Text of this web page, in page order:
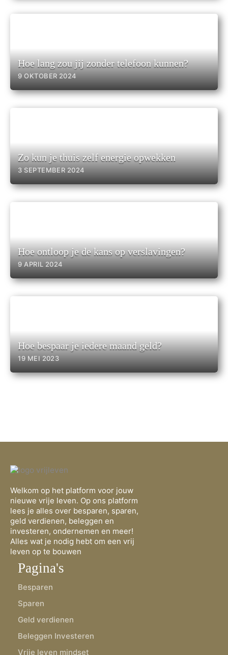
Hoe lang zou jij zonder telefoon kunnen?
9 OKTOBER 2024
Zo kun je thuis zelf energie opwekken
3 SEPTEMBER 2024
Hoe ontloop je de kans op verslavingen?
9 APRIL 2024
Hoe bespaar je iedere maand geld?
19 MEI 2023
Welkom op het platform voor jouw
nieuwe vrije leven. Op ons platform
lees je alles over besparen, sparen,
geld verdienen, beleggen en
investeren, ondernemen en meer!
Alles wat je nodig hebt om een vrij
leven op te bouwen
Pagina's
Besparen
Sparen
Geld verdienen
Beleggen Investeren
Vrije leven mindset